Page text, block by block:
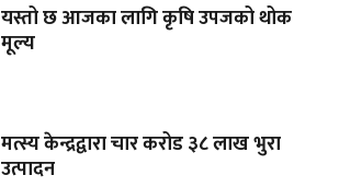
यस्तो छ आजका लागि कृषि उपजको थोक
मूल्य
मत्स्य केन्द्रद्वारा चार करोड ३८ लाख भुरा
उत्पादन